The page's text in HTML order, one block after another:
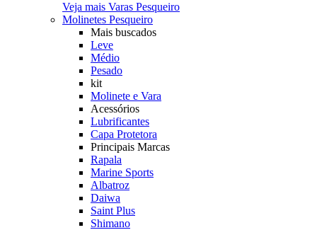
Veja mais Varas Pesqueiro
Molinetes Pesqueiro
Mais buscados
Leve
Médio
Pesado
kit
Molinete e Vara
Acessórios
Lubrificantes
Capa Protetora
Principais Marcas
Rapala
Marine Sports
Albatroz
Daiwa
Saint Plus
Shimano